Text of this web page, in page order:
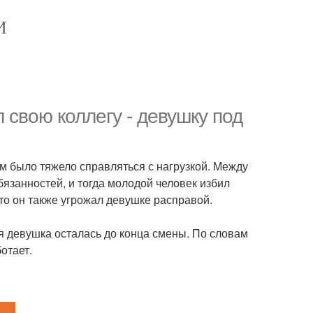
коллегу - девушку под
было тяжело справляться с нагрузкой. Между
и тогда молодой человек избил
он также угрожал девушке расправой.
девушка осталась до конца смены. По словам